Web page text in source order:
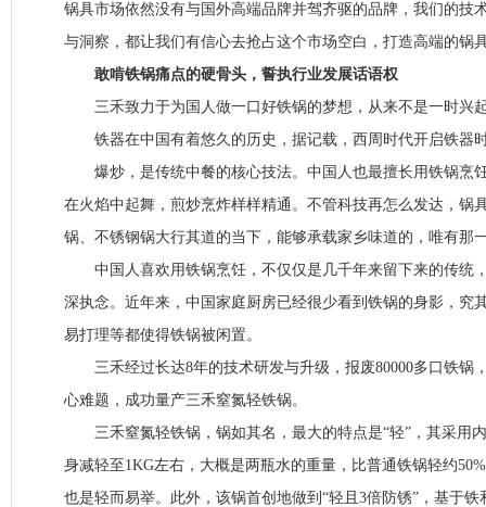
锅具市场依然没有与国外高端品牌并驾齐驱的品牌，我们的技
与洞察，都让我们有信心去抢占这个市场空白，打造高端的锅
敢啃铁锅痛点的硬骨头，誓执行业发展话语权
三禾致力于为国人做一口好铁锅的梦想，从来不是一时兴
铁器在中国有着悠久的历史，据记载，西周时代开启铁器
爆炒，是传统中餐的核心技法。中国人也最擅长用铁锅烹
在火焰中起舞，煎炒烹炸样样精通。不管科技再怎么发达，锅
锅、不锈钢锅大行其道的当下，能够承载家乡味道的，唯有那
中国人喜欢用铁锅烹饪，不仅仅是几千年来留下来的传统
深执念。近年来，中国家庭厨房已经很少看到铁锅的身影，究
易打理等都使得铁锅被闲置。
三禾经过长达8年的技术研发与升级，报废80000多口铁锅
心难题，成功量产三禾窒氮轻铁锅。
三禾窒氮轻铁锅，锅如其名，最大的特点是“轻”，其采用
身减轻至1KG左右，大概是两瓶水的重量，比普通铁锅轻约
也是轻而易举。此外，该锅首创地做到“轻且3倍防锈”，基于